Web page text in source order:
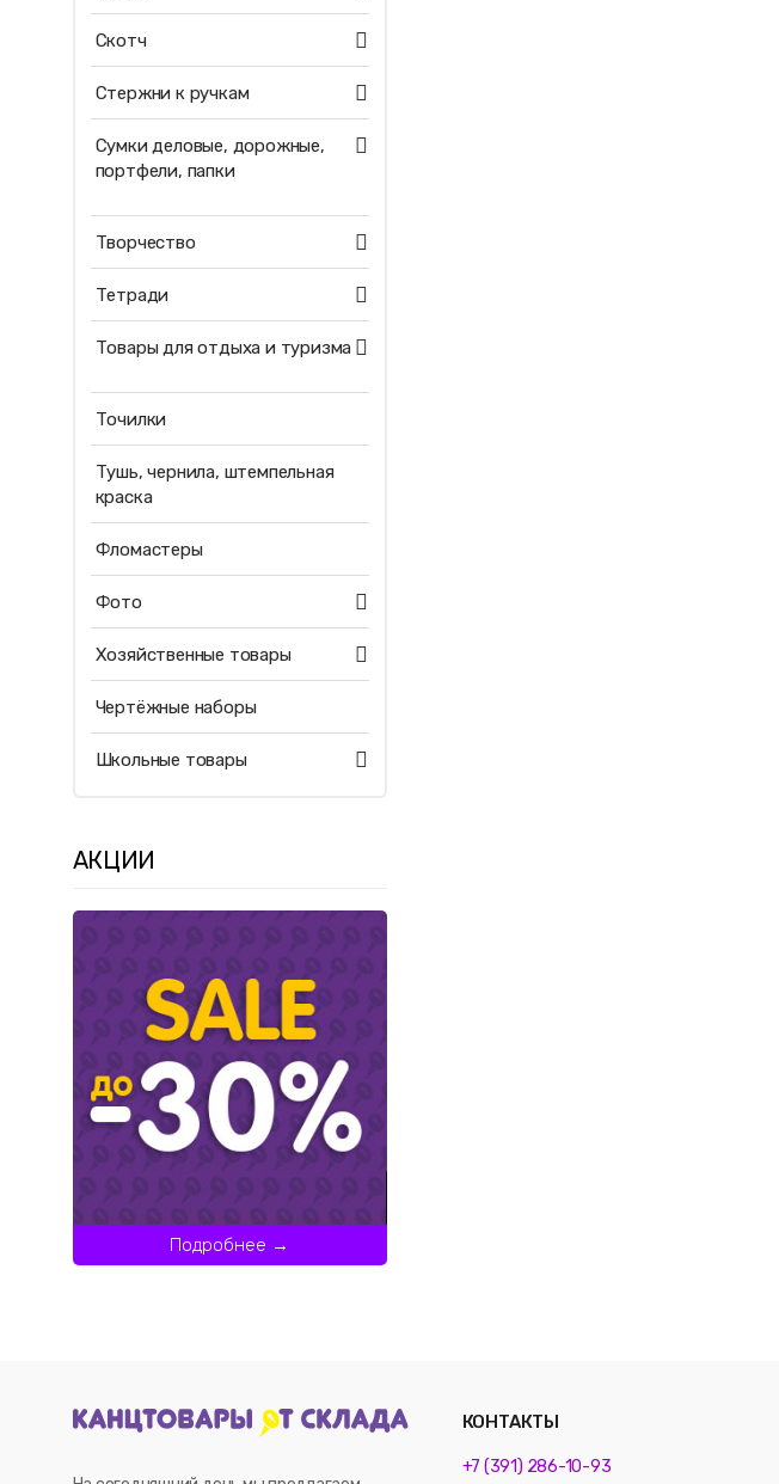
Скотч
Стержни к ручкам
Сумки деловые, дорожные,
портфели, папки
Творчество
Тетради
Товары для отдыха и туризма
Точилки
Тушь, чернила, штемпельная
краска
Фломастеры
Фото
Хозяйственные товары
Чертёжные наборы
Школьные товары
АКЦИИ
Подробнее →
КОНТАКТЫ
+7 (391) 286-10-93